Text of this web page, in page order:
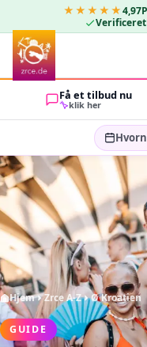
★★★★★4,97
Få et tilbud nu
klik her
Vælg
GÆSTER
2
Hjem Zrce A-Z Ø Kroatien
GUIDE